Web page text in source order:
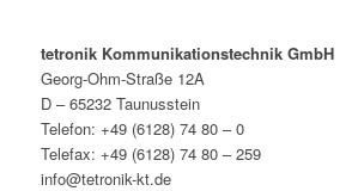
tetronik Kommunikationstechnik GmbH
Georg-Ohm-Straße 12A
D – 65232 Taunusstein
Telefon: +49 (6128) 74 80 – 0
Telefax: +49 (6128) 74 80 – 259
info@tetronik-kt.de